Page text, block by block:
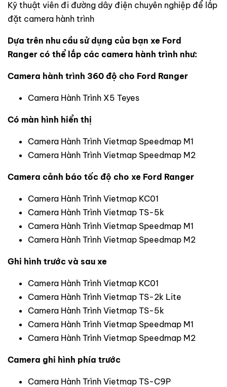
Kỹ thuật viên đi đường dây điện chuyên nghiệp để lắp
đặt camera hành trình
Dựa trên nhu cầu sử dụng của bạn xe Ford
Ranger có thể lắp các camera hành trình như:
Camera hành trình 360 độ cho Ford Ranger
Camera Hành Trình X5 Teyes
Có màn hình hiển thị
Camera Hành Trình Vietmap Speedmap M1
Camera Hành Trình Vietmap Speedmap M2
Camera cảnh báo tốc độ cho xe Ford Ranger
Camera Hành Trình Vietmap KC01
Camera Hành Trình Vietmap TS-5k
Camera Hành Trình Vietmap Speedmap M1
Camera Hành Trình Vietmap Speedmap M2
Ghi hình trước và sau xe
Camera Hành Trình Vietmap KC01
Camera Hành Trình Vietmap TS-2k Lite
Camera Hành Trình Vietmap TS-5k
Camera Hành Trình Vietmap Speedmap M1
Camera Hành Trình Vietmap Speedmap M2
Camera ghi hình phía trước
Camera Hành Trình Vietmap TS-C9P